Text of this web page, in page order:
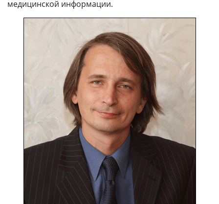
медицинской информации.